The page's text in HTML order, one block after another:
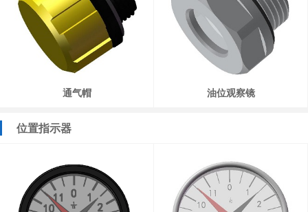
通气帽 油位观察镜
位置指示器